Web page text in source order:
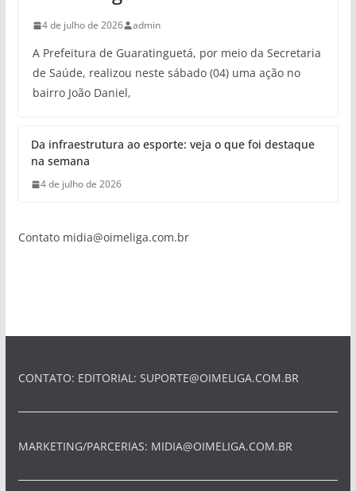
4 de julho de 2026 admin
A Prefeitura de Guaratinguetá, por meio da Secretaria
de Saúde, realizou neste sábado (04) uma ação no
bairro João Daniel,
Da infraestrutura ao esporte: veja o que foi destaque
na semana
4 de julho de 2026
Contato midia@oimeliga.com.br
CONTATO: EDITORIAL: SUPORTE@OIMELIGA.COM.BR
MARKETING/PARCERIAS: MIDIA@OIMELIGA.COM.BR